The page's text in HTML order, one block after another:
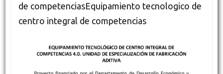
de competenciasEquipamiento tecnologico de
centro integral de competencias